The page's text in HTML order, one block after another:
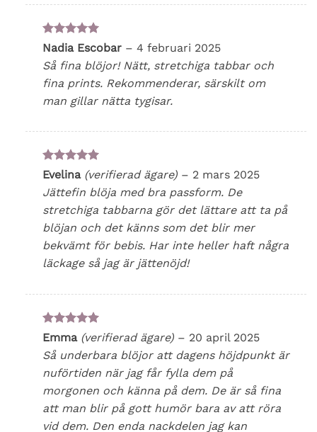
Betygsatt5
Nadia Escobar – 4 februari 2025
Så fina blöjor! Nätt, stretchiga tabbar och
fina prints. Rekommenderar, särskilt om
man gillar nätta tygisar.
Betygsatt5
Evelina (verifierad ägare) – 2 mars 2025
Jättefin blöja med bra passform. De
stretchiga tabbarna gör det lättare att ta på
blöjan och det känns som det blir mer
bekvämt för bebis. Har inte heller haft några
läckage så jag är jättenöjd!
Betygsatt5
Emma (verifierad ägare) – 20 april 2025
Så underbara blöjor att dagens höjdpunkt är
nuförtiden när jag får fylla dem på
morgonen och känna på dem. De är så fina
att man blir på gott humör bara av att röra
vid dem. Den enda nackdelen jag kan